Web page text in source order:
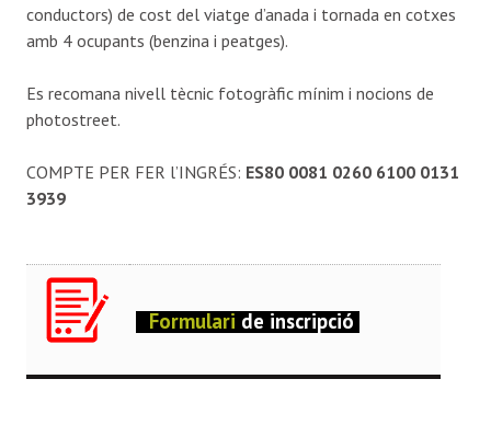
conductors) de cost del viatge d’anada i tornada en cotxes
amb 4 ocupants (benzina i peatges).
Es recomana nivell tècnic fotogràfic mínim i nocions de
photostreet.
COMPTE PER FER l’INGRÉS: ES80 0081 0260 6100 0131
3939
Formulari de inscripció